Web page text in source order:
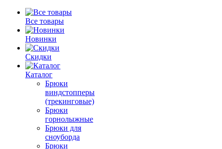
Все товары
Новинки
Скидки
Каталог
Брюки
виндстопперы
(трекинговые)
Брюки
горнолыжные
Брюки для
сноуборда
Брюки